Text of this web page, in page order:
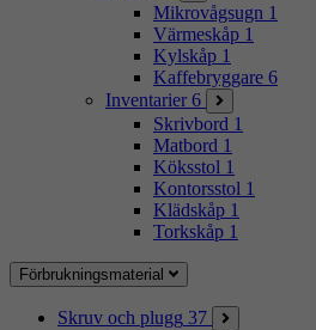
Mikrovågsugn 1
Värmeskåp 1
Kylskåp 1
Kaffebryggare 6
Inventarier 6
Skrivbord 1
Matbord 1
Köksstol 1
Kontorsstol 1
Klädskåp 1
Torkskåp 1
Förbrukningsmaterial
Skruv och plugg 37